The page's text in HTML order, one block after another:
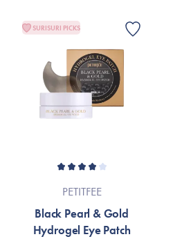
SURISURI PICKS
PETITFEE
Black Pearl & Gold
Hydrogel Eye Patch